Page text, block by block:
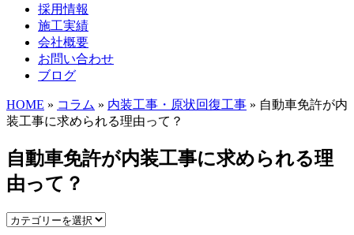
採用情報
施工実績
会社概要
お問い合わせ
ブログ
HOME » コラム » 内装工事・原状回復工事 » 自動車免許が内
装工事に求められる理由って？
自動車免許が内装工事に求められる理
由って？